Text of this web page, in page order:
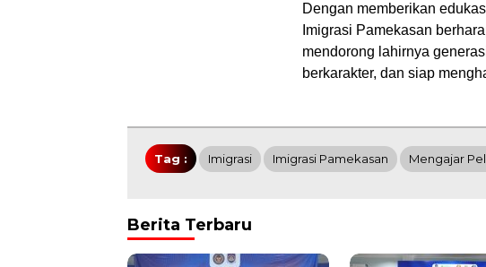
Dengan memberikan
Imigrasi Pamekasan
mendorong lahirnya
berkarakter, dan siap
Tag : Imigrasi Imigrasi Pamekasan Mengajar
Berita Terbaru